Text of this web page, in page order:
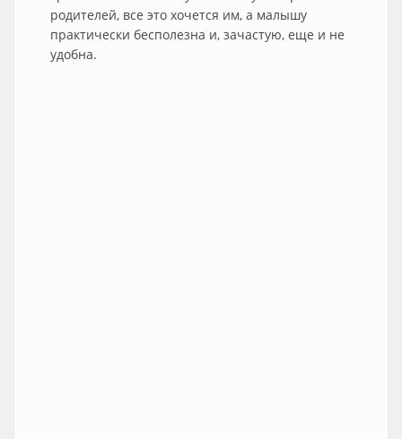
родителей, все это хочется им, а малышу
практически бесполезна и, зачастую, еще и не
удобна.